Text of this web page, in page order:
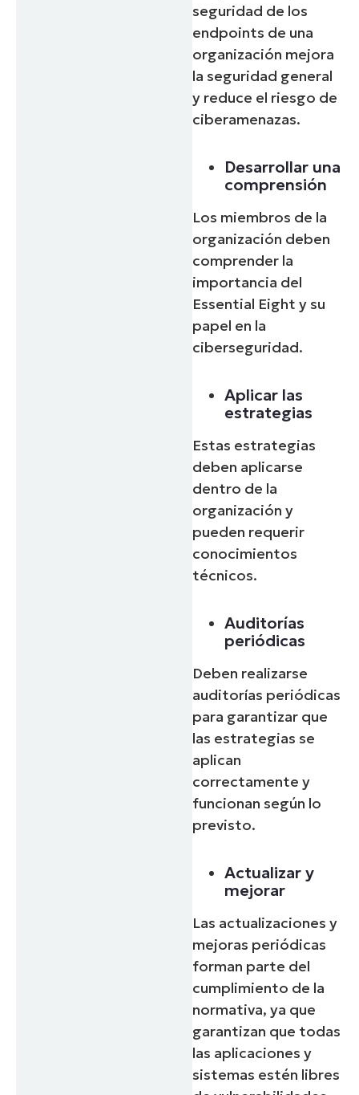
seguridad de los
endpoints de una
organización mejora
la seguridad general
y reduce el riesgo de
ciberamenazas.
Desarrollar una
comprensión
Los miembros de la
organización deben
comprender la
importancia del
Essential Eight y su
papel en la
ciberseguridad.
Aplicar las
estrategias
Estas estrategias
deben aplicarse
dentro de la
organización y
pueden requerir
conocimientos
técnicos.
Auditorías
periódicas
Deben realizarse
auditorías periódicas
para garantizar que
las estrategias se
aplican
correctamente y
funcionan según lo
previsto.
Actualizar y
mejorar
Las actualizaciones y
mejoras periódicas
forman parte del
cumplimiento de la
normativa, ya que
garantizan que todas
las aplicaciones y
sistemas estén libres